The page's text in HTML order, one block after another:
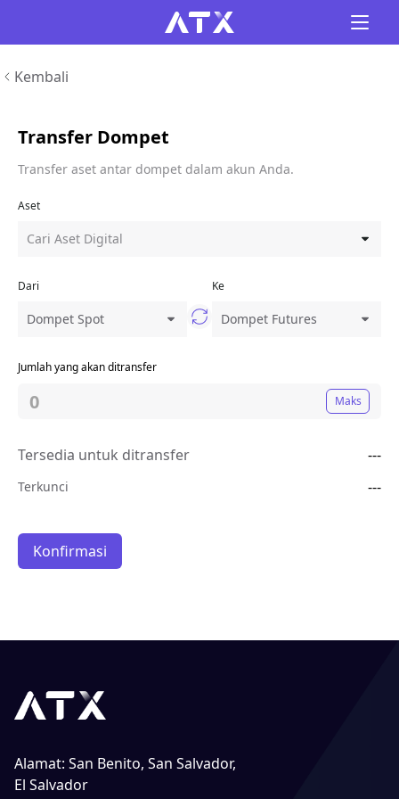
Kembali
Transfer Dompet
Transfer aset antar dompet dalam akun Anda.
Aset
Cari Aset Digital
Dari
Dompet Spot
Ke
Dompet Futures
Jumlah yang akan ditransfer
Maks
Tersedia untuk ditransfer ---
Terkunci ---
Konfirmasi
Alamat: San Benito, San Salvador,
El Salvador